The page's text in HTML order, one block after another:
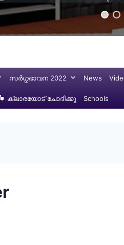
സർഗ്ഗഭാവന 2022 News
ക്ലാരയോട് ചോദിക്കൂ Schools